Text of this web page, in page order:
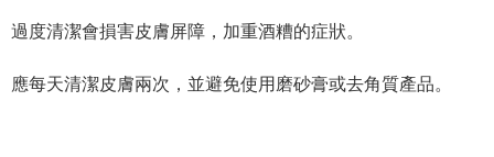
過度清潔會損害皮膚屏障，加重酒糟的症狀。
應每天清潔皮膚兩次，並避免使用磨砂膏或去角質產品。